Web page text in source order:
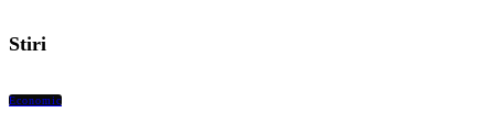
Stiri
Economic